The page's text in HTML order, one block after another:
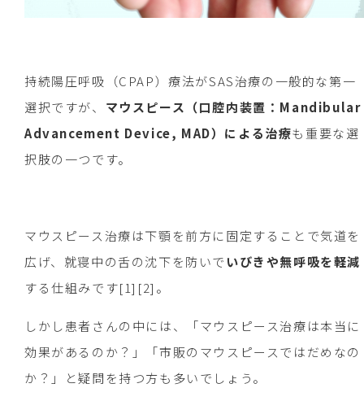
持続陽圧呼吸（CPAP）療法がSAS治療の一般的な第一
選択ですが、 マウスピース（口腔内装置：Mandibular
Advancement Device, MAD）による治療も重要な選
択肢の一つです。
マウスピース治療は下顎を前方に固定することで気道を
広げ、就寝中の舌の沈下を防いで いびきや無呼吸を軽減
する仕組みです[1][2]。
しかし患者さんの中には、「マウスピース治療は本当に
効果があるのか？」「市販のマウスピースではだめなの
か？」と疑問を持つ方も多いでしょう。